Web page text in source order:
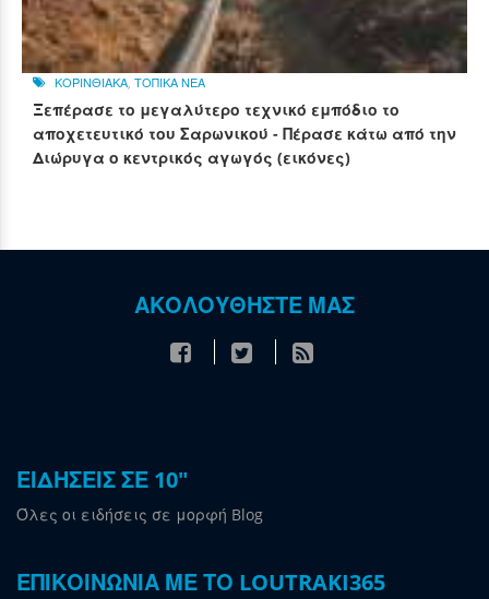
ΚΟΡΙΝΘΙΑΚΑ, ΤΟΠΙΚΑ ΝΕΑ
Ξεπέρασε το μεγαλύτερο τεχνικό εμπόδιο το
αποχετευτικό του Σαρωνικού - Πέρασε κάτω από την
Διώρυγα ο κεντρικός αγωγός (εικόνες)
ΑΚΟΛΟΥΘΗΣΤΕ ΜΑΣ
ΕΙΔΗΣΕΙΣ ΣΕ 10"
Όλες οι ειδήσεις σε μορφή Blog
ΕΠΙΚΟΙΝΩΝΙΑ ΜΕ ΤΟ LOUTRAKI365